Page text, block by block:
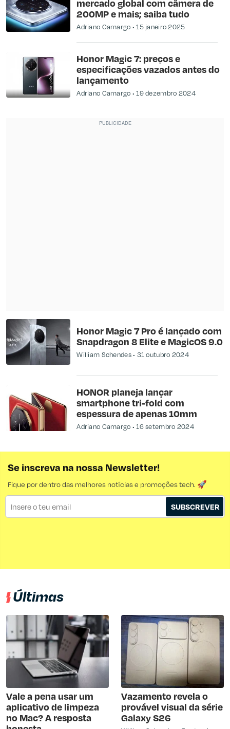
mercado global com câmera de
200MP e mais; saiba tudo
Adriano Camargo 15 janeiro 2025
Honor Magic 7: preços e
especificações vazados antes do
lançamento
Adriano Camargo 19 dezembro 2024
Honor Magic 7 Pro é lançado com
Snapdragon 8 Elite e MagicOS 9.0
William Schendes 31 outubro 2024
HONOR planeja lançar
smartphone tri-fold com
espessura de apenas 10mm
Adriano Camargo 16 setembro 2024
Se inscreva na nossa Newsletter!
Fique por dentro das melhores notícias e promoções tech. 🚀
SUBSCREVER
Últimas
Vale a pena usar um
aplicativo de limpeza
no Mac? A resposta
Vazamento revela o
provável visual da série
Galaxy S26